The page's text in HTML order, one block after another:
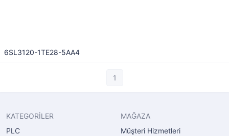
6SL3120-1TE28-5AA4
1
KATEGORİLER
PLC
MAĞAZA
Müşteri Hizmetleri